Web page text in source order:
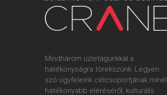
Mindhárom üzletágunkkal a
hatékonyságra törekszünk: Legyen
szó ügyfeleink célcsoportjának minél
hatékonyabb eléréséről, kulturális